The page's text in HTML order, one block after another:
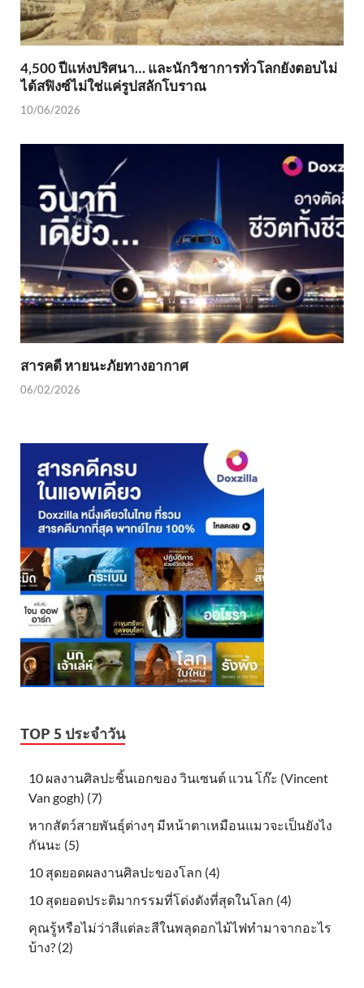
4,500 ปีแห่งปริศนา… และนักวิชาการทั่วโลกยังตอบไม่
ได้สฟิงซ์ไม่ใช่แค่รูปสลักโบราณ
10/06/2026
สารคดี หายนะภัยทางอากาศ
06/02/2026
TOP 5 ประจำวัน
10 ผลงานศิลปะชิ้นเอกของ วินเซนต์ แวน โก๊ะ (Vincent
Van gogh) (7)
หากสัตว์สายพันธุ์ต่างๆ มีหน้าตาเหมือนแมวจะเป็นยังไง
กันนะ (5)
10 สุดยอดผลงานศิลปะของโลก (4)
10 สุดยอดประติมากรรมที่โด่งดังที่สุดในโลก (4)
คุณรู้หรือไม่ว่าสีแต่ละสีในพลุดอกไม้ไฟทำมาจากอะไร
บ้าง? (2)